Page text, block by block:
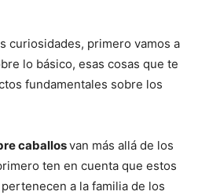
curiosidades, primero vamos a
lo básico, esas cosas que te
fundamentales sobre los
caballosvan más allá de los
ten en cuenta que estos
a la familia de los